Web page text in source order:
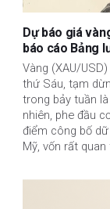
Dự báo giá
báo cáo Bảng
Vàng (XAU/
thứ Sáu, tạm
trong bảy tuần
nhiên, phe đầu
điểm công bố
Mỹ, vốn rất quan